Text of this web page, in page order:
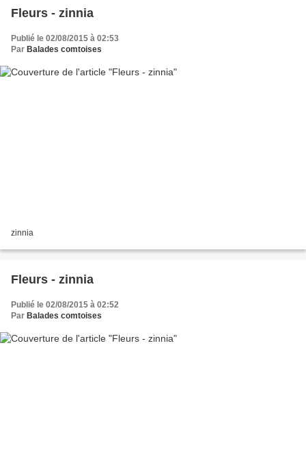
Fleurs - zinnia
Publié le 02/08/2015 à 02:53
Par Balades comtoises
zinnia
Fleurs - zinnia
Publié le 02/08/2015 à 02:52
Par Balades comtoises